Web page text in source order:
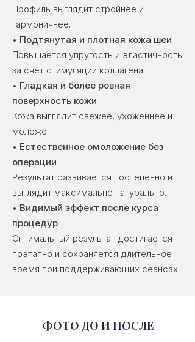
Профиль выглядит стройнее и
гармоничнее.
• Подтянутая и плотная кожа шеи
Повышается упругость и эластичность
за счёт стимуляции коллагена.
• Гладкая и более ровная
поверхность кожи
Кожа выглядит свежее, ухоженнее и
моложе.
• Естественное омоложение без
операции
Результат развивается постепенно и
выглядит максимально натурально.
• Видимый эффект после курса
процедур
Оптимальный результат достигается
поэтапно и сохраняется длительное
время при поддерживающих сеансах.
ФОТО ДО И ПОСЛЕ